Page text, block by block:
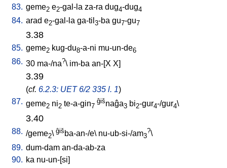
83. geme2 e2-gal-la za-ra dug4-dug4
84. arad e2-gal-la ga-til 3-ba gu7-gu7
3.38
85. geme2 kug-du8-a-ni mu-un-de6
86. 30 ma-/na?\ im-ba an-[X X]
3.39
(cf. 6.2.3: UET 6/2 335 l. 1)
87. geme2 ni2 te-a-gin7
ĝišnaĝa3 bi2-gur4-/gur4\
3.40
88. /geme2\ ĝiš ba-an-/e\ nu-ub-si-/am3
?\
89. dum-dam an-da-ab-za
90. ka nu-un-[si]